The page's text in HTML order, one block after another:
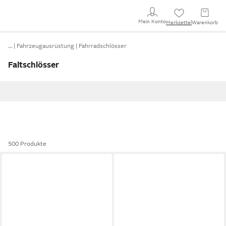
Mein KontoMerkzettel Warenkorb
… Fahrzeugausrüstung Fahrradschlösser
Faltschlösser
500 Produkte